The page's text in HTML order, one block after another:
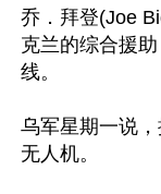
乔．拜登(Joe
克兰的综合援
线。
乌军星期一说
无人机。